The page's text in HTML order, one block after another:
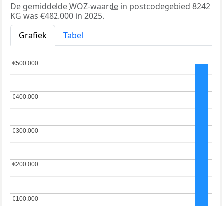
De gemiddeldeWOZ-waarde in postcodegebied 8242
KG was €482.000 in 2025.
Grafiek
Tabel
€100.000
€100.000
€200.000
€200.000
€300.000
€300.000
€400.000
€400.000
€500.000
€500.000